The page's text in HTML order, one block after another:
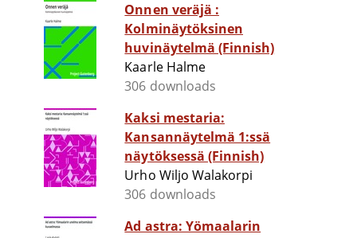
Onnen veräjä :
Kolminäytöksinen
huvinäytelmä (Finnish)
Kaarle Halme
306 downloads
Kaksi mestaria:
Kansannäytelmä 1:ssä
näytöksessä (Finnish)
Urho Wiljo Walakorpi
306 downloads
Ad astra: Yömaalarin